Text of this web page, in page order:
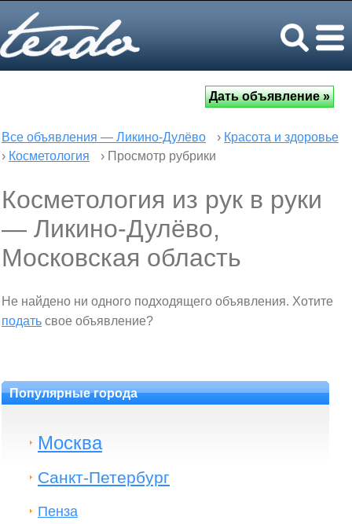
Все объявления — Ликино-Дулёво › Красота и здоровье
› Косметология › Просмотр рубрики
Косметология из рук в руки
— Ликино-Дулёво,
Московская область
Не найдено ни одного подходящего объявления. Хотите
подать свое объявление?
Популярные города
Москва
Санкт-Петербург
Пенза